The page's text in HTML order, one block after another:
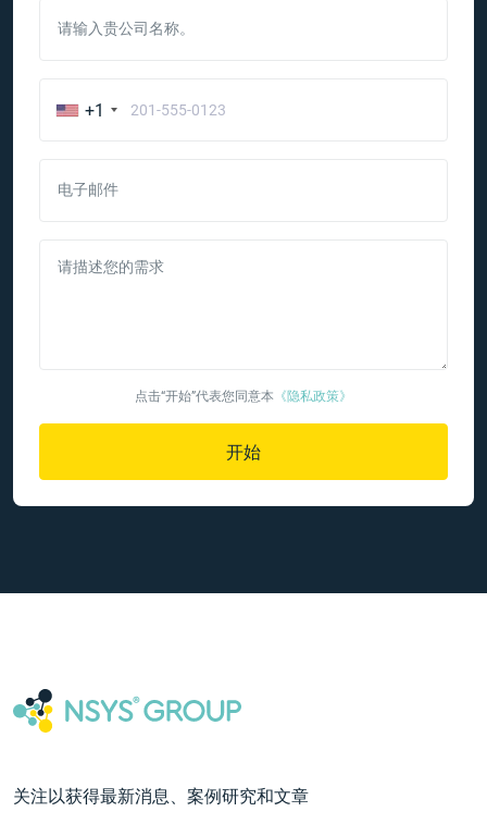
请输入贵公司名称。
+1
电子邮件
请描述您的需求
点击“开始”代表您同意本 《隐私政策》
开始
关注以获得最新消息、案例研究和文章